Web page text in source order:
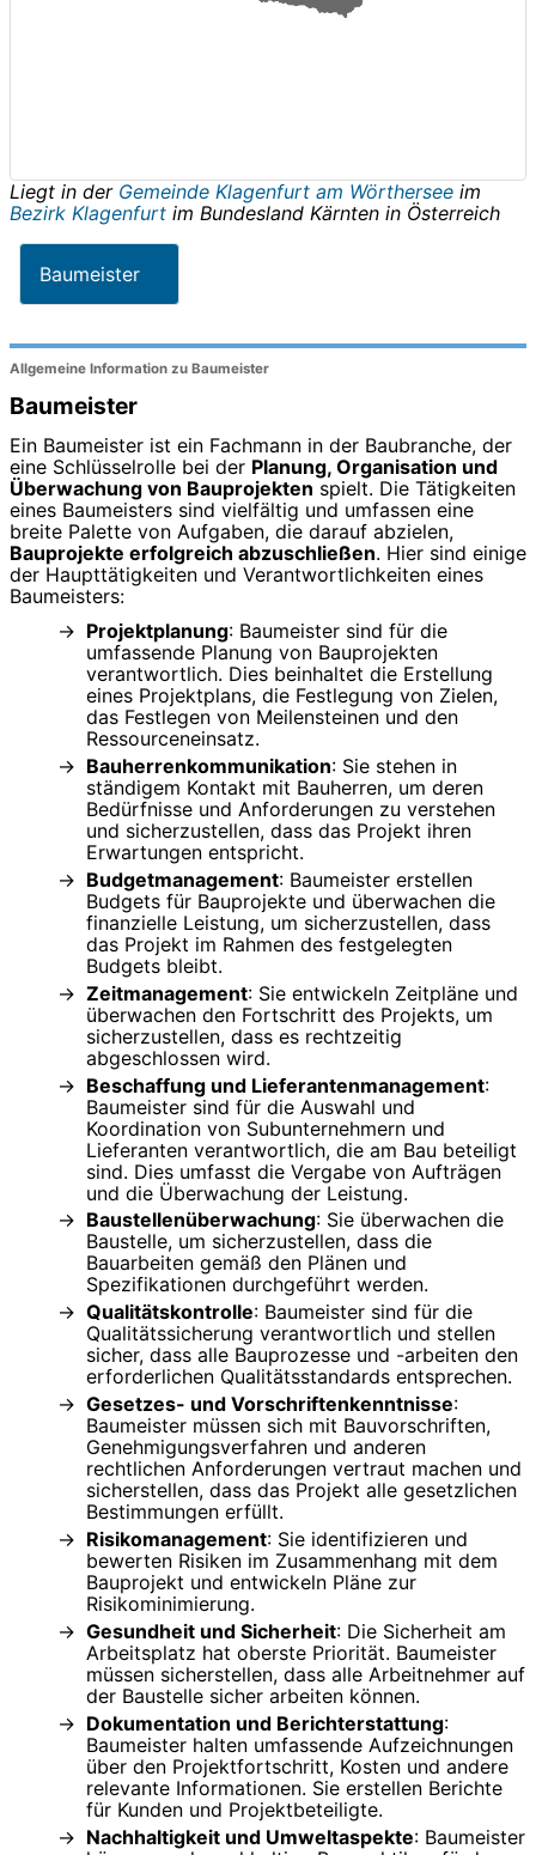
Liegt in der Gemeinde Klagenfurt am Wörthersee im
Bezirk Klagenfurt im Bundesland Kärnten in Österreich
Baumeister
Allgemeine Information zu Baumeister
Baumeister
Ein Baumeister ist ein Fachmann in der Baubranche, der
eine Schlüsselrolle bei der Planung, Organisation und
Überwachung von Bauprojekten spielt. Die Tätigkeiten
eines Baumeisters sind vielfältig und umfassen eine
breite Palette von Aufgaben, die darauf abzielen,
Bauprojekte erfolgreich abzuschließen. Hier sind einige
der Haupttätigkeiten und Verantwortlichkeiten eines
Baumeisters:
Projektplanung: Baumeister sind für die
umfassende Planung von Bauprojekten
verantwortlich. Dies beinhaltet die Erstellung
eines Projektplans, die Festlegung von Zielen,
das Festlegen von Meilensteinen und den
Ressourceneinsatz.
Bauherrenkommunikation: Sie stehen in
ständigem Kontakt mit Bauherren, um deren
Bedürfnisse und Anforderungen zu verstehen
und sicherzustellen, dass das Projekt ihren
Erwartungen entspricht.
Budgetmanagement: Baumeister erstellen
Budgets für Bauprojekte und überwachen die
finanzielle Leistung, um sicherzustellen, dass
das Projekt im Rahmen des festgelegten
Budgets bleibt.
Zeitmanagement: Sie entwickeln Zeitpläne und
überwachen den Fortschritt des Projekts, um
sicherzustellen, dass es rechtzeitig
abgeschlossen wird.
Beschaffung und Lieferantenmanagement:
Baumeister sind für die Auswahl und
Koordination von Subunternehmern und
Lieferanten verantwortlich, die am Bau beteiligt
sind. Dies umfasst die Vergabe von Aufträgen
und die Überwachung der Leistung.
Baustellenüberwachung: Sie überwachen die
Baustelle, um sicherzustellen, dass die
Bauarbeiten gemäß den Plänen und
Spezifikationen durchgeführt werden.
Qualitätskontrolle: Baumeister sind für die
Qualitätssicherung verantwortlich und stellen
sicher, dass alle Bauprozesse und -arbeiten den
erforderlichen Qualitätsstandards entsprechen.
Gesetzes- und Vorschriftenkenntnisse:
Baumeister müssen sich mit Bauvorschriften,
Genehmigungsverfahren und anderen
rechtlichen Anforderungen vertraut machen und
sicherstellen, dass das Projekt alle gesetzlichen
Bestimmungen erfüllt.
Risikomanagement: Sie identifizieren und
bewerten Risiken im Zusammenhang mit dem
Bauprojekt und entwickeln Pläne zur
Risikominimierung.
Gesundheit und Sicherheit: Die Sicherheit am
Arbeitsplatz hat oberste Priorität. Baumeister
müssen sicherstellen, dass alle Arbeitnehmer auf
der Baustelle sicher arbeiten können.
Dokumentation und Berichterstattung:
Baumeister halten umfassende Aufzeichnungen
über den Projektfortschritt, Kosten und andere
relevante Informationen. Sie erstellen Berichte
für Kunden und Projektbeteiligte.
Nachhaltigkeit und Umweltaspekte: Baumeister